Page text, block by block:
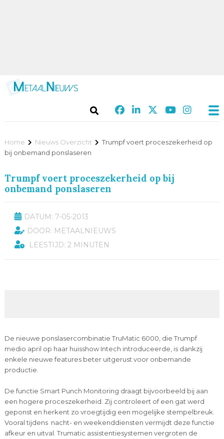
Home Nieuws Overzicht
Trumpf voert proceszekerheid op
bij onbemand ponslaseren
Trumpf voert proceszekerheid op bij
onbemand ponslaseren
DATUM: 7-05-2013
DOOR: METAALNIEUWS
LEESTIJD: 2 MINUTEN
De nieuwe ponslasercombinatie TruMatic 6000, die Trumpf
medio april op haar huisshow Intech introduceerde, is dankzij
enkele nieuwe features beter uitgerust voor onbemande
productie.
De functie Smart Punch Monitoring draagt bijvoorbeeld bij aan
een hogere proceszekerheid. Zij controleert of een gat werd
geponst en herkent zo vroegtijdig een mogelijke stempelbreuk.
Vooral tijdens nacht- en weekenddiensten vermijdt deze functie
afkeur en uitval. Trumatic assistentiesystemen vergroten de